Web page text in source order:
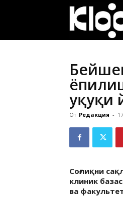
ҳуқуқи
От Редакция -
Соғлиқни
клиник
ва